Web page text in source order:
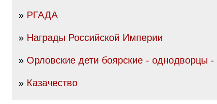
» РГАДА
» Награды Российской Империи
» Орловские дети боярские - однодворцы -
» Казачество